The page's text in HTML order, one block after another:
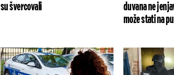
su švercovali
duvana ne
može stati na